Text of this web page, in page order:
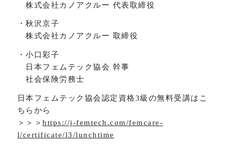
株式会社カノアクルー 代表取締役
・秋沢京子
株式会社カノアクルー 取締役
・小口彩子
日本フェムテック協会 幹事
社会保険労務士
日本フェムテック協会認定資格3級の無料受講はこ
ちらから
＞＞＞https://j-femtech.com/femcare-
l/certificate/l3/lunchtime